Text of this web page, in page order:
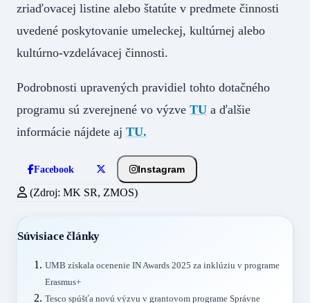
zriaďovacej listine alebo štatúte v predmete činnosti
uvedené poskytovanie umeleckej, kultúrnej alebo
kultúrno-vzdelávacej činnosti.
Podrobnosti upravených pravidiel tohto dotačného
programu sú zverejnené vo výzve TU a ďalšie
informácie nájdete aj TU.
Facebook Instagram
(Zdroj: MK SR, ZMOS)
Súvisiace články
UMB získala ocenenie IN Awards 2025 za inklúziu v programe
Erasmus+
Tesco spúšťa novú výzvu v grantovom programe Správne